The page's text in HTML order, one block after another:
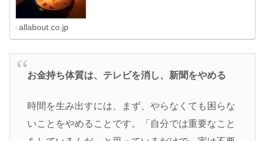
allabout.co.jp
お金持ち体質は、テレビを消し、新聞をやめる
時間を生み出すには、まず、やらなくても困らな
いことをやめることです。「自分では重要なこと